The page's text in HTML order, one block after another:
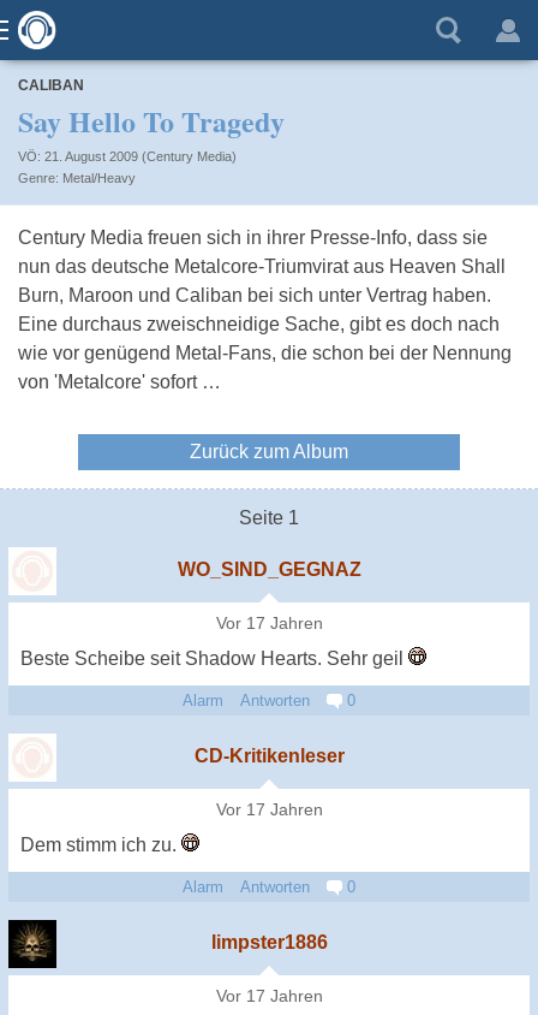
CALIBAN
Say Hello To Tragedy
VÖ: 21. August 2009 (Century Media)
Metal/Heavy
Century Media freuen sich in ihrer Presse-Info, dass sie
nun das deutsche Metalcore-Triumvirat aus Heaven Shall
Burn, Maroon und Caliban bei sich unter Vertrag haben.
Eine durchaus zweischneidige Sache, gibt es doch nach
wie vor genügend Metal-Fans, die schon bei der Nennung
von 'Metalcore' sofort …
Zurück zum Album
Seite 1
WO_SIND_GEGNAZ
Vor 17 Jahren
Beste Scheibe seit Shadow Hearts. Sehr geil
Alarm Antworten 0
CD-Kritikenleser
Vor 17 Jahren
Dem stimm ich zu.
Alarm Antworten 0
limpster1886
Vor 17 Jahren